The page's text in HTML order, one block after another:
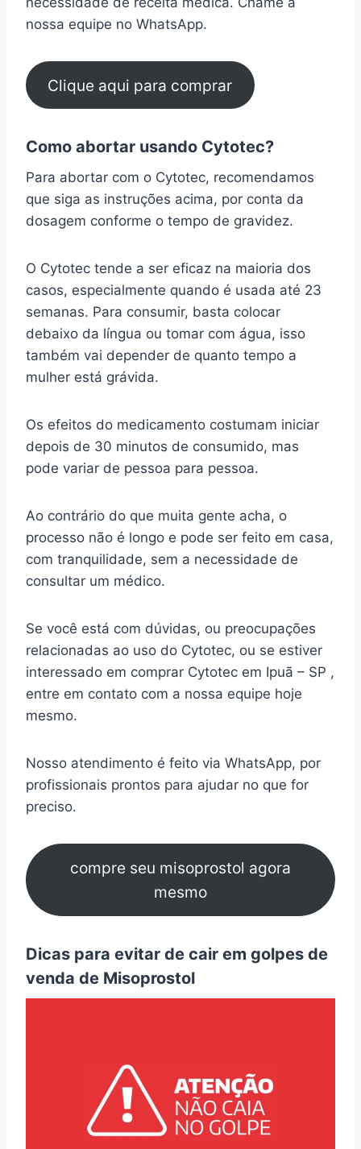
nossa equipe no WhatsApp.
Clique aqui para comprar
Como abortar usando Cytotec?
Para abortar com o Cytotec, recomendamos
que siga as instruções acima, por conta da
dosagem conforme o tempo de gravidez.
O Cytotec tende a ser eficaz na maioria dos
casos, especialmente quando é usada até 23
semanas. Para consumir, basta colocar
debaixo da língua ou tomar com água, isso
também vai depender de quanto tempo a
mulher está grávida.
Os efeitos do medicamento costumam iniciar
depois de 30 minutos de consumido, mas
pode variar de pessoa para pessoa.
Ao contrário do que muita gente acha, o
processo não é longo e pode ser feito em casa,
com tranquilidade, sem a necessidade de
consultar um médico.
Se você está com dúvidas, ou preocupações
relacionadas ao uso do Cytotec, ou se estiver
interessado em comprar Cytotec em Ipuã – SP ,
entre em contato com a nossa equipe hoje
mesmo.
Nosso atendimento é feito via WhatsApp, por
profissionais prontos para ajudar no que for
preciso.
compre seu misoprostol agora
mesmo
Dicas para evitar de cair em golpes de
venda de Misoprostol